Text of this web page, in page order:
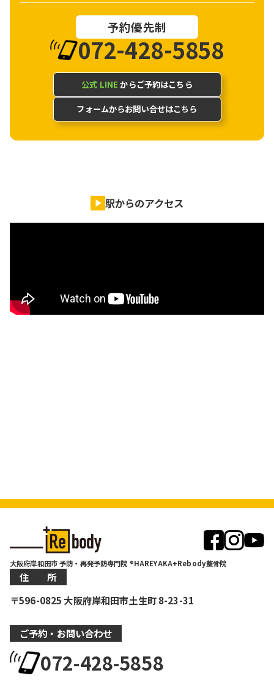
予約優先制
072-428-5858
公式 LINE からご予約はこちら
フォームからお問い合せはこちら
駅からのアクセス
大阪府岸和田市 予防・再発予防専門院 ®HAREYAKA+Rebody整骨院
住 所
〒596-0825 大阪府岸和田市土生町 8-23-31
ご予約・お問い合わせ
072-428-5858